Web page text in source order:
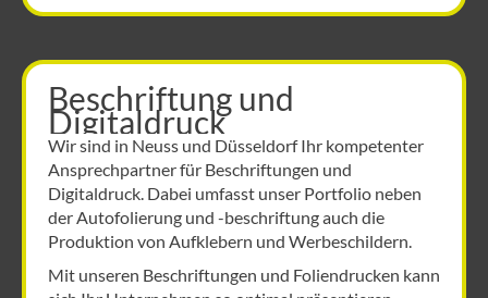
Beschriftung und
Digitaldruck
Wir sind in Neuss und Düsseldorf Ihr kompetenter
Ansprechpartner für Beschriftungen und
Digitaldruck. Dabei umfasst unser Portfolio neben
der Autofolierung und -beschriftung auch die
Produktion von Aufklebern und Werbeschildern.
Mit unseren Beschriftungen und Foliendrucken kann